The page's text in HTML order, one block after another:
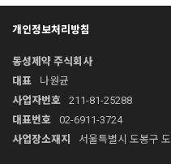
개인정보처리방침
동성제약 주식회사
대표
나원균
사업자번호
211-81-25288
대표번호
02-6911-3724
사업장소재지
서울특별시 도봉구